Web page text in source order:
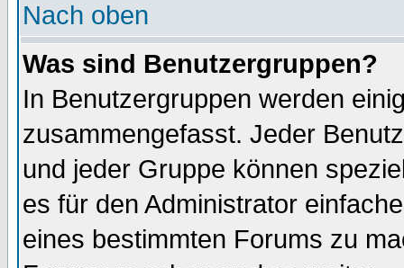
Nach oben
Was sind Benutzergruppen?
In Benutzergruppen werden
zusammengefasst. Jeder
und jeder Gruppe können
es für den Administrator
eines bestimmten Forums zu